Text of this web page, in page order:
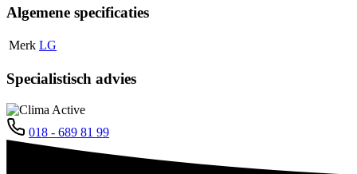
Algemene specificaties
Merk LG
Specialistisch advies
018 - 689 81 99